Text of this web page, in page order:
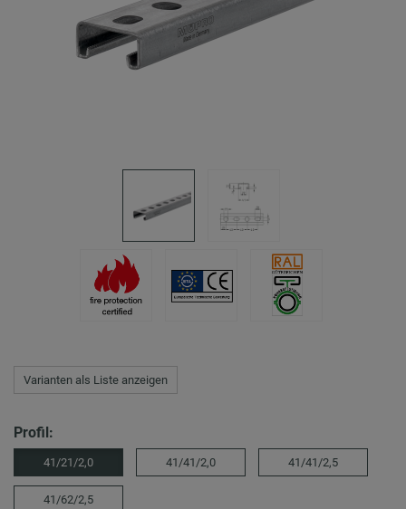
Varianten als Liste anzeigen
Profil:
41/21/2,0 41/41/2,0 41/41/2,5
41/62/2,5